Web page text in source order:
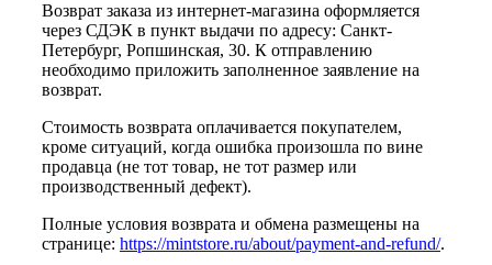
Возврат заказа из интернет-магазина оформляется
через СДЭК в пункт выдачи по адресу: Санкт-
Петербург, Ропшинская, 30. К отправлению
необходимо приложить заполненное заявление на
возврат.
Стоимость возврата оплачивается покупателем,
кроме ситуаций, когда ошибка произошла по вине
продавца (не тот товар, не тот размер или
производственный дефект).
Полные условия возврата и обмена размещены на
странице: https://mintstore.ru/about/payment-and-refund/.